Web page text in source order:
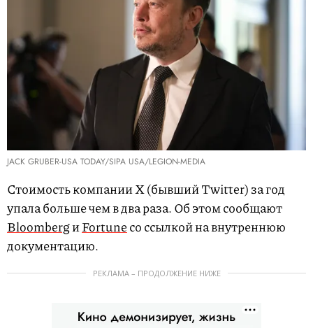
JACK GRUBER-USA TODAY/SIPA USA/LEGION-MEDIA
Стоимость компании X (бывший Twitter) за год
упала больше чем в два раза. Об этом сообщают
BloombergиFortuneсо ссылкой на внутреннюю
документацию.
РЕКЛАМА – ПРОДОЛЖЕНИЕ НИЖЕ